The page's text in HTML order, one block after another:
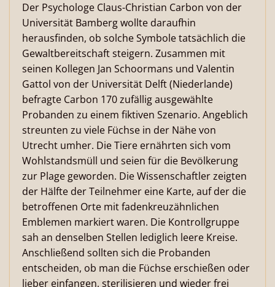
Der Psychologe Claus-Christian Carbon von der
Universität Bamberg wollte daraufhin
herausfinden, ob solche Symbole tatsächlich die
Gewaltbereitschaft steigern. Zusammen mit
seinen Kollegen Jan Schoormans und Valentin
Gattol von der Universität Delft (Niederlande)
befragte Carbon 170 zufällig ausgewählte
Probanden zu einem fiktiven Szenario. Angeblich
streunten zu viele Füchse in der Nähe von
Utrecht umher. Die Tiere ernährten sich vom
Wohlstandsmüll und seien für die Bevölkerung
zur Plage geworden. Die Wissenschaftler zeigten
der Hälfte der Teilnehmer eine Karte, auf der die
betroffenen Orte mit fadenkreuzähnlichen
Emblemen markiert waren. Die Kontrollgruppe
sah an denselben Stellen lediglich leere Kreise.
Anschließend sollten sich die Probanden
entscheiden, ob man die Füchse erschießen oder
lieber einfangen, sterilisieren und wieder frei